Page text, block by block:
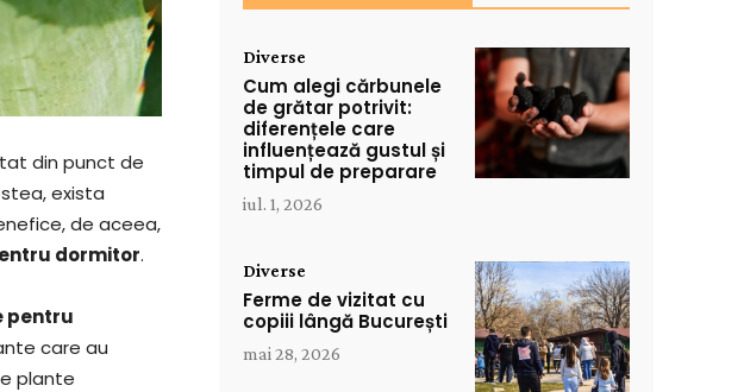
din punct de
exista
de aceea,
dormitor.
pentru
care au
plante
Diverse
Cum alegi cărbunele
de grătar potrivit:
diferențele care
influențează gustul și
timpul de preparare
iul. 1, 2026
Diverse
Ferme de vizitat cu
copiii lângă București
mai 28, 2026